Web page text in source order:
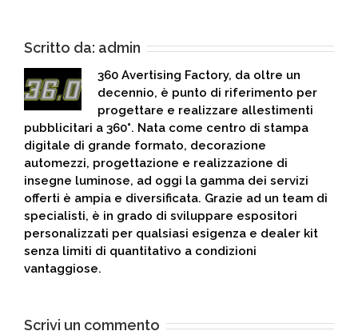
Scritto da: admin
360 Avertising Factory, da oltre un
decennio, è punto di riferimento per
progettare e realizzare allestimenti
pubblicitari a 360°. Nata come centro di stampa
digitale di grande formato, decorazione
automezzi, progettazione e realizzazione di
insegne luminose, ad oggi la gamma dei servizi
offerti è ampia e diversificata. Grazie ad un team di
specialisti, è in grado di sviluppare espositori
personalizzati per qualsiasi esigenza e dealer kit
senza limiti di quantitativo a condizioni
vantaggiose.
Scrivi un commento